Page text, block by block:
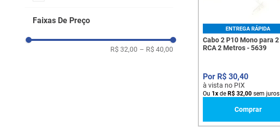
Faixas De Preço
R$ 32,00 – R$ 40,00
ENTREGA RÁPIDA
Cabo 2 P10 Mono para 2
RCA 2 Metros - 5639
R$ 30,40
à vista no PIX
Ou 1 x de R$ 32,00 sem juros
Comprar